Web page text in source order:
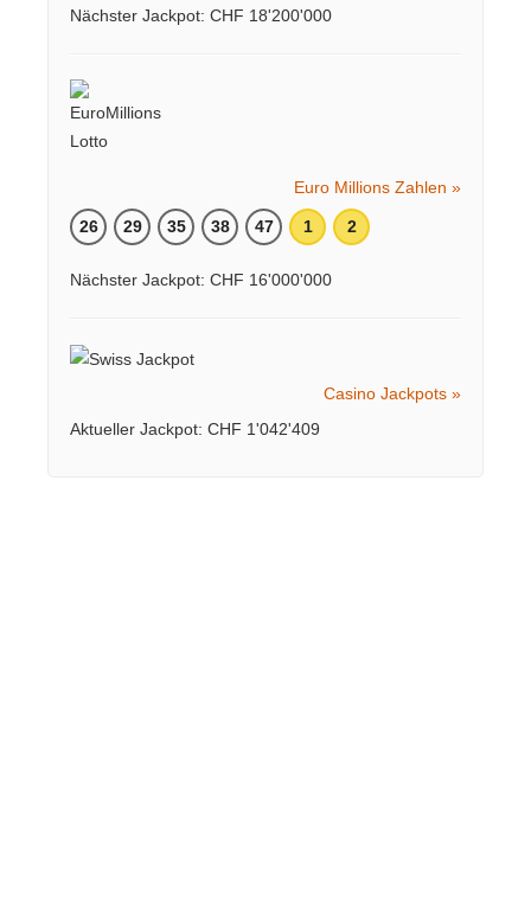
Nächster Jackpot: CHF 18'200'000
Euro Millions Zahlen »
26 29 35 38 47 1 2
Nächster Jackpot: CHF 16'000'000
Casino Jackpots »
Aktueller Jackpot: CHF 1'042'409